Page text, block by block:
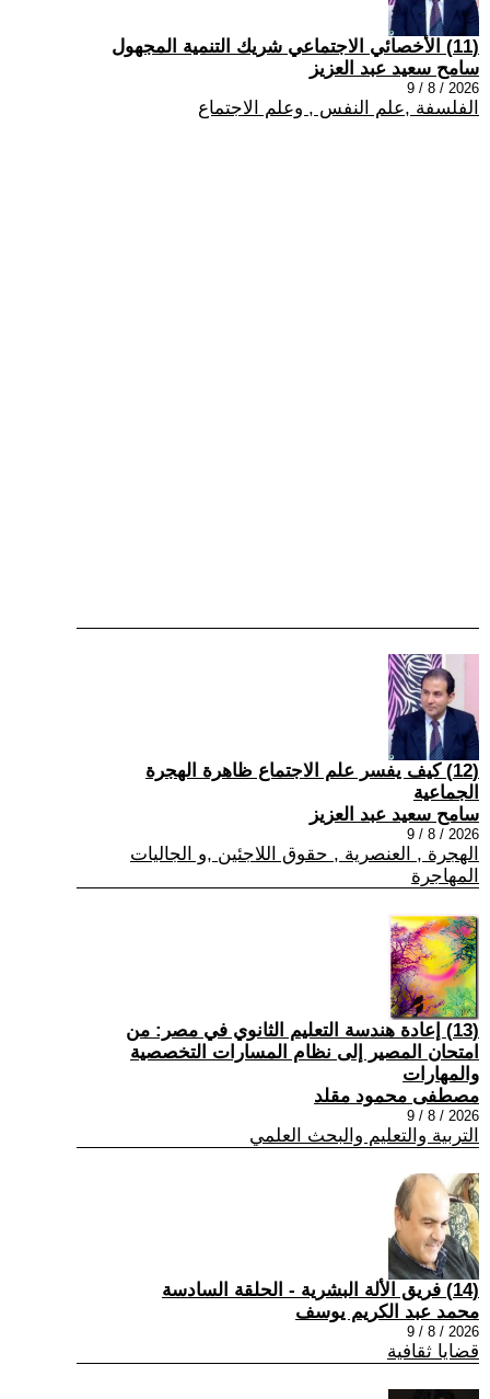
(11) الأخصائي الاجتماعي شريك التنمية المجهول
سامح سعيد عبد العزيز
2026 / 8 / 9
الفلسفة ,علم النفس , وعلم الاجتماع
(12) كيف يفسر علم الاجتماع ظاهرة الهجرة
الجماعية
سامح سعيد عبد العزيز
2026 / 8 / 9
الهجرة , العنصرية , حقوق اللاجئين ,و الجاليات
المهاجرة
(13) إعادة هندسة التعليم الثانوي في مصر: من
امتحان المصير إلى نظام المسارات التخصصية
والمهارات
مصطفى محمود مقلد
2026 / 8 / 9
التربية والتعليم والبحث العلمي
(14) فريق الألة البشرية - الحلقة السادسة
محمد عبد الكريم يوسف
2026 / 8 / 9
قضايا ثقافية